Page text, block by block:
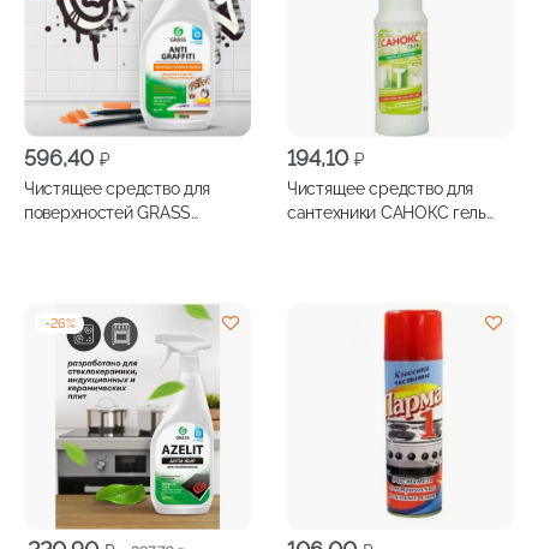
596,40 ₽
Чистящее средство для
поверхностей GRASS
194,10 ₽
Чистящее средство для
сантехники САНОКС гель
-26%
Первоначальная
Текущая